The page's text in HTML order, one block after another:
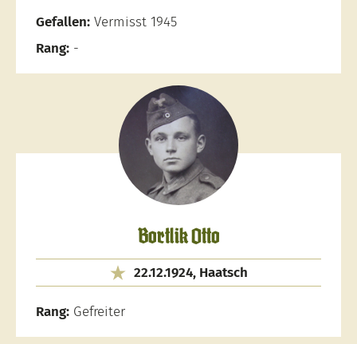
Gefallen: Vermisst 1945
Rang: -
Bortlik Otto
22.12.1924, Haatsch
Rang: Gefreiter